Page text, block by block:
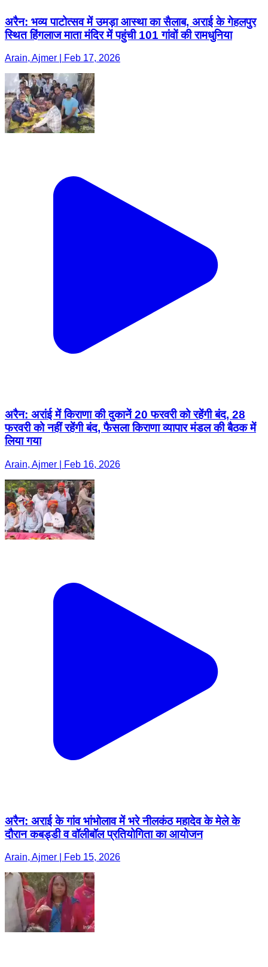
अरैन: भव्य पाटोत्सव में उमड़ा आस्था का सैलाब, अराई के गेहलपुर
स्थित हिंगलाज माता मंदिर में पहुंची 101 गांवों की रामधुनिया
Arain, Ajmer | Feb 17, 2026
अरैन: अरांई में किराणा की दुकानें 20 फरवरी को रहेंगी बंद, 28
फरवरी को नहीं रहेंगी बंद, फैसला किराणा व्यापार मंडल की बैठक में
लिया गया
Arain, Ajmer | Feb 16, 2026
अरैन: अराई के गांव भांभोलाव में भरे नीलकंठ महादेव के मेले के
दौरान कबड्डी व वॉलीबॉल प्रतियोगिता का आयोजन
Arain, Ajmer | Feb 15, 2026